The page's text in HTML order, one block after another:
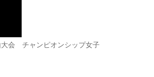
会 チャンピオンシップ女子